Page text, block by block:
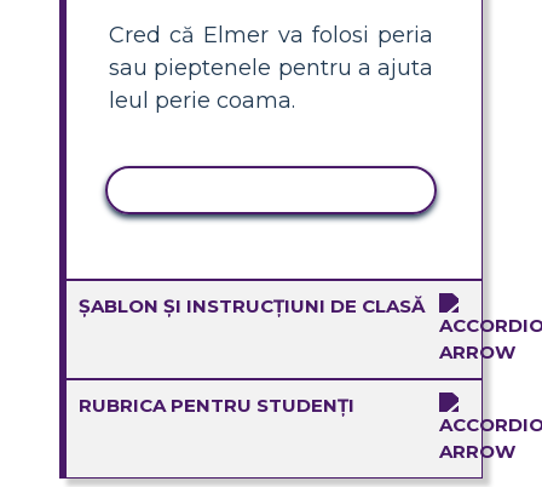
Cred că Elmer va folosi peria
sau pieptenele pentru a ajuta
leul perie coama.
ȘABLON ȘI INSTRUCȚIUNI DE CLASĂ
RUBRICA PENTRU STUDENȚI